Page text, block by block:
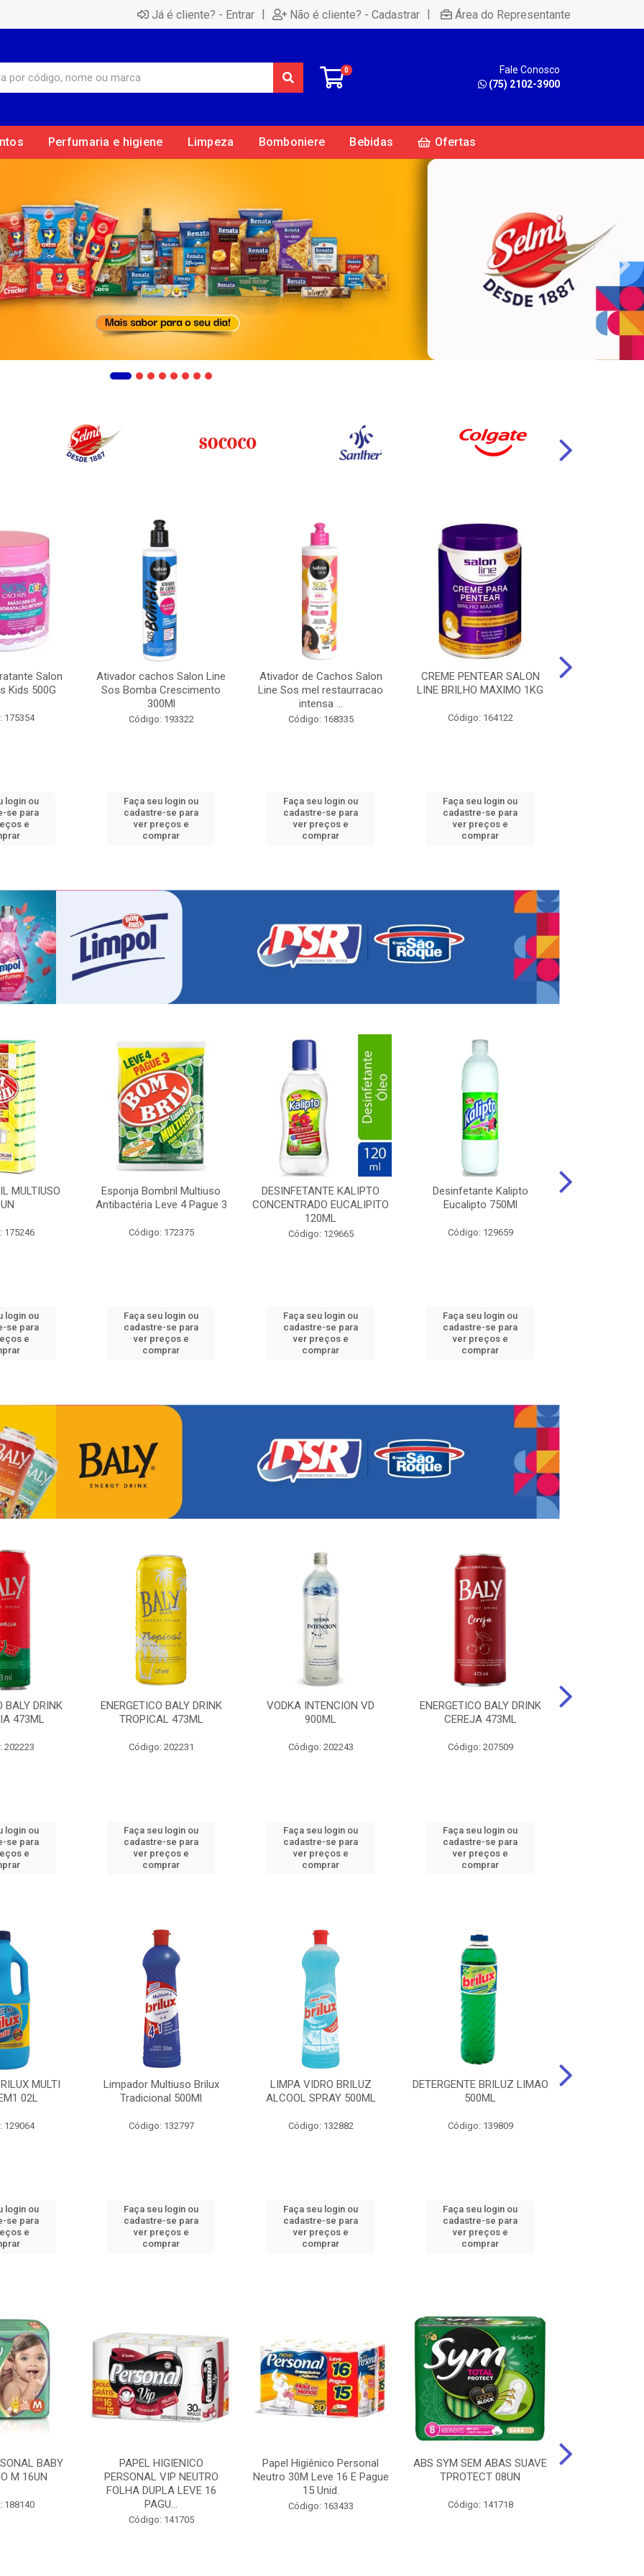
Já é cliente? - Entrar | Não é cliente? - Cadastrar | Área do Representante
0
Fale Conosco
(75) 2102-3900
Perfumaria e higiene Limpeza Bomboniere Bebidas Ofertas
Salon
Kids 500G
175354
login ou
se para
e
Ativador cachos Salon Line
Sos Bomba Crescimento
300Ml
Código: 193322
Faça seu login ou
cadastre-se para
ver preços e
comprar
Ativador de Cachos Salon
Line Sos mel restaurracao
intensa ...
Código: 168335
Faça seu login ou
cadastre-se para
ver preços e
comprar
CREME PENTEAR SALON
LINE BRILHO MAXIMO 1KG
Código: 164122
Faça seu login ou
cadastre-se para
ver preços e
comprar
MULTIUSO
175246
login ou
se para
e
Esponja Bombril Multiuso
Antibactéria Leve 4 Pague 3
Código: 172375
Faça seu login ou
cadastre-se para
ver preços e
comprar
DESINFETANTE KALIPTO
CONCENTRADO EUCALIPITO
120ML
Código: 129665
Faça seu login ou
cadastre-se para
ver preços e
comprar
Desinfetante Kalipto
Eucalipto 750Ml
Código: 129659
Faça seu login ou
cadastre-se para
ver preços e
comprar
BALY DRINK
473ML
202223
login ou
se para
e
ENERGETICO BALY DRINK
TROPICAL 473ML
Código: 202231
Faça seu login ou
cadastre-se para
ver preços e
comprar
VODKA INTENCION VD
900ML
Código: 202243
Faça seu login ou
cadastre-se para
ver preços e
comprar
ENERGETICO BALY DRINK
CEREJA 473ML
Código: 207509
Faça seu login ou
cadastre-se para
ver preços e
comprar
MULTI
02L
129064
login ou
se para
e
Limpador Multiuso Brilux
Tradicional 500Ml
Código: 132797
Faça seu login ou
cadastre-se para
ver preços e
comprar
LIMPA VIDRO BRILUZ
ALCOOL SPRAY 500ML
Código: 132882
Faça seu login ou
cadastre-se para
ver preços e
comprar
DETERGENTE BRILUZ LIMAO
500ML
Código: 139809
Faça seu login ou
cadastre-se para
ver preços e
comprar
BABY
M 16UN
188140
PAPEL HIGIENICO
PERSONAL VIP NEUTRO
FOLHA DUPLA LEVE 16
PAGU...
Código: 141705
Papel Higiênico Personal
Neutro 30M Leve 16 E Pague
15 Unid.
Código: 163433
ABS SYM SEM ABAS SUAVE
TPROTECT 08UN
Código: 141718